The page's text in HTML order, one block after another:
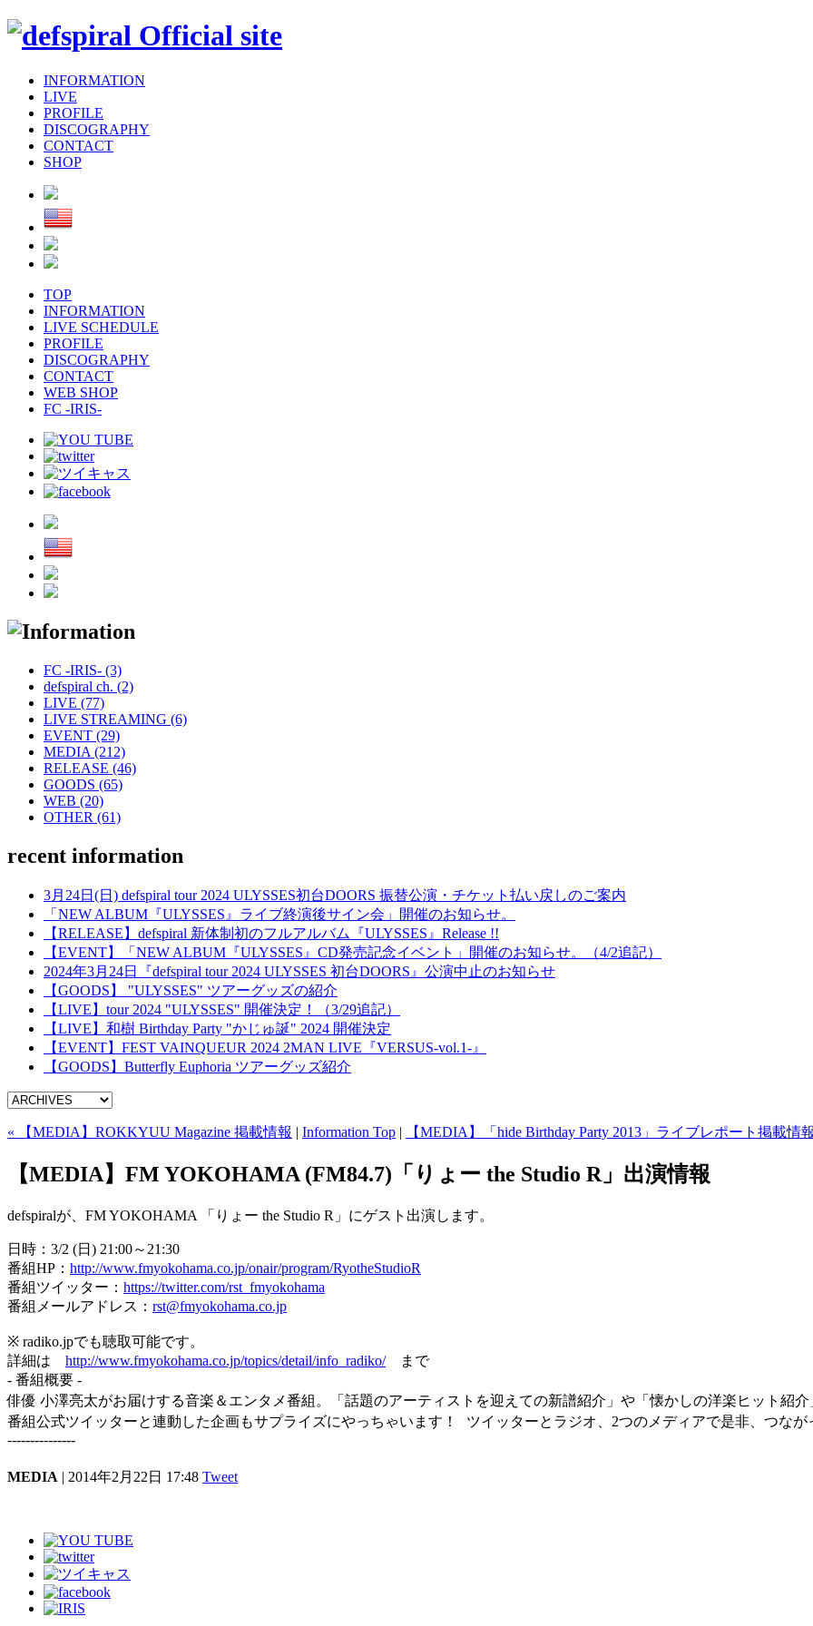
INFORMATION
LIVE
PROFILE
DISCOGRAPHY
CONTACT
SHOP
TOP
INFORMATION
LIVE SCHEDULE
PROFILE
DISCOGRAPHY
CONTACT
WEB SHOP
FC -IRIS-
FC -IRIS- (3)
defspiral ch. (2)
LIVE (77)
LIVE STREAMING (6)
EVENT (29)
MEDIA (212)
RELEASE (46)
GOODS (65)
WEB (20)
OTHER (61)
recent information
3月24日(日) defspiral tour 2024 ULYSSES初台DOORS 振替公演・チケット払い戻しのご案内
「NEW ALBUM『ULYSSES』ライブ終演後サイン会」開催のお知らせ。
【RELEASE】defspiral 新体制初のフルアルバム『ULYSSES』Release !!
【EVENT】「NEW ALBUM『ULYSSES』CD発売記念イベント」開催のお知らせ。（4/2追記）
2024年3月24日『defspiral tour 2024 ULYSSES 初台DOORS』公演中止のお知らせ
【GOODS】 "ULYSSES" ツアーグッズの紹介
【LIVE】tour 2024 "ULYSSES" 開催決定！（3/29追記）
【LIVE】和樹 Birthday Party "かじゅ誕" 2024 開催決定
【EVENT】FEST VAINQUEUR 2024 2MAN LIVE『VERSUS-vol.1-』
【GOODS】Butterfly Euphoria ツアーグッズ紹介
« 【MEDIA】ROKKYUU Magazine 掲載情報 | Information Top | 【MEDIA】「hide Birthday Party 2013」ライブレポート掲載情
【MEDIA】FM YOKOHAMA (FM84.7)「りょー the Studio R」出演情報
defspiralが、FM YOKOHAMA 「りょー the Studio R」にゲスト出演します。
日時：3/2 (日) 21:00～21:30
番組HP： http://www.fmyokohama.co.jp/onair/program/RyotheStudioR
番組ツイッター： https://twitter.com/rst_fmyokohama
番組メールアドレス： rst@fmyokohama.co.jp
※ radiko.jpでも聴取可能です。
詳細は http://www.fmyokohama.co.jp/topics/detail/info_radiko/まで
- 番組概要 -
俳優 小澤亮太がお届けする音楽＆エンタメ番組。「話題のアーティストを迎えての新譜紹介」や「懐かしの洋楽ヒット紹
番組公式ツイッターと連動した企画もサプライズにやっちゃいます！ ツイッターとラジオ、2つのメディアで是非、つなが
---------------
MEDIA | 2014年2月22日 17:48 Tweet